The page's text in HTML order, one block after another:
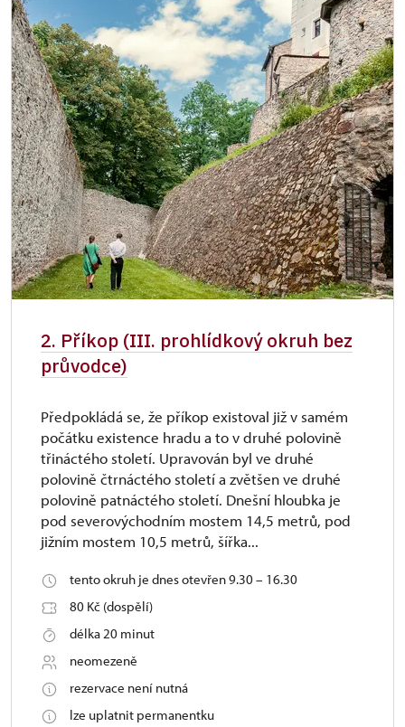
2. Příkop (III. prohlídkový okruh bez
průvodce)
Předpokládá se, že příkop existoval již v samém
počátku existence hradu a to v druhé polovině
třináctého století. Upravován byl ve druhé
polovině čtrnáctého století a zvětšen ve druhé
polovině patnáctého století. Dnešní hloubka je
pod severovýchodním mostem 14,5 metrů, pod
jižním mostem 10,5 metrů, šířka...
tento okruh je dnes otevřen 9.30 – 16.30
80 Kč (dospělí)
délka 20 minut
neomezeně
rezervace není nutná
lze uplatnit permanentku